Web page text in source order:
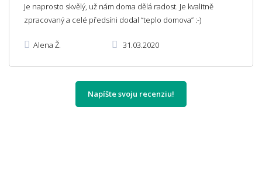
Je naprosto skvělý, už nám doma dělá radost. Je kvalitně
zpracovaný a celé předsíni dodal “teplo domova” :-)
Alena Ž. 31.03.2020
Napíšte svoju recenziu!